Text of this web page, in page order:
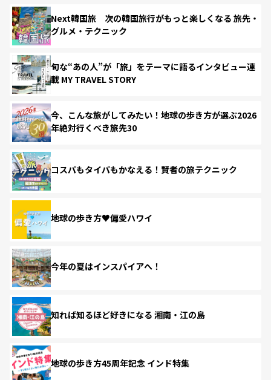
Next韓国旅 次の韓国旅行がもっと楽しくなる 旅先・
グルメ・テクニック
旬な“あの人”が「旅」をテーマに語るインタビュー連
載 MY TRAVEL STORY
今、こんな旅がしてみたい！地球の歩き方が選ぶ2026
年絶対行くべき旅先30
コスパもタイパもかなえる！賢者の旅テクニック
地球の歩き方♥偏愛ハワイ
今年の夏はインスパイアへ！
知れば知るほど好きになる 湘南・江の島
地球の歩き方45周年記念 インド特集